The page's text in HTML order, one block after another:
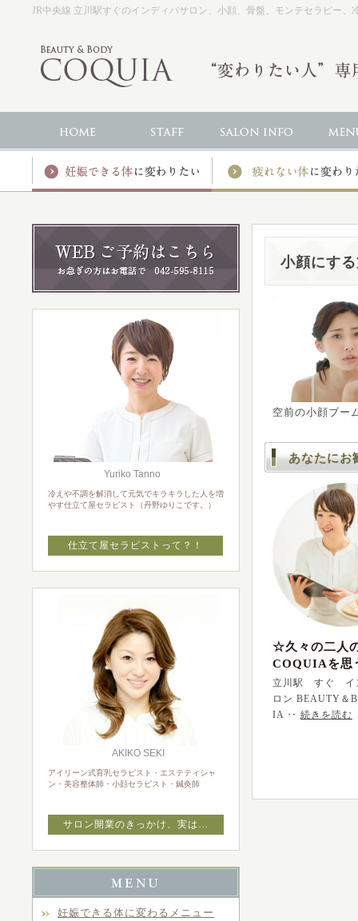
JR中央線 立川駅すぐのインディバサロン、小顔、骨盤、モンテセラピー
Yuriko Tanno
冷えや不調を解消して元気でキラキラした人を増
やす仕立て屋セラピスト（丹野ゆりこです。）
仕立て屋セラピストって？！
AKIKO SEKI
アイリーン式育乳セラピスト・エステティシャ
ン・美容整体師・小顔セラピスト・鍼灸師
サロン開業のきっかけ、実は…
妊娠できる体に変わるメニュー
小顔にす
空前の小顔ブー
あなたにお
☆久々の二人
COQUIAを思
立川駅 すぐ イ
ロン BEAUTY＆
IA ‥ 続きを読む